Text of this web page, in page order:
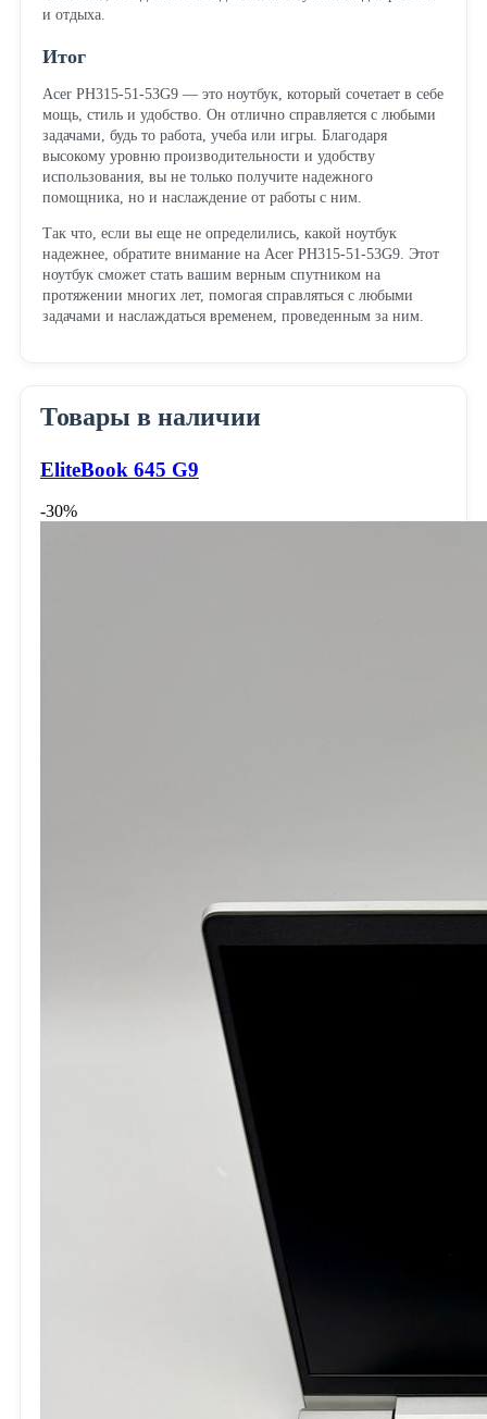
и отдыха.
Итог
Acer PH315-51-53G9 — это ноутбук, который сочетает в себе
мощь, стиль и удобство. Он отлично справляется с любыми
задачами, будь то работа, учеба или игры. Благодаря
высокому уровню производительности и удобству
использования, вы не только получите надежного
помощника, но и наслаждение от работы с ним.
Так что, если вы еще не определились, какой ноутбук
надежнее, обратите внимание на Acer PH315-51-53G9. Этот
ноутбук сможет стать вашим верным спутником на
протяжении многих лет, помогая справляться с любыми
задачами и наслаждаться временем, проведенным за ним.
Товары в наличии
EliteBook 645 G9
-30%